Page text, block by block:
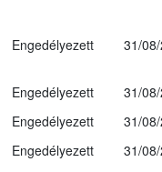
Engedélyezett 31/
Engedélyezett
31/
Engedélyezett
31/
Engedélyezett
31/